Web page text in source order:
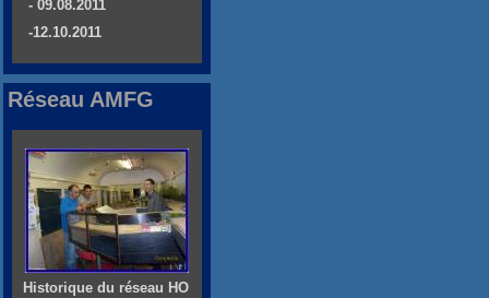
- 09.08.2011
-12.10.2011
Réseau AMFG
Historique du réseau HO